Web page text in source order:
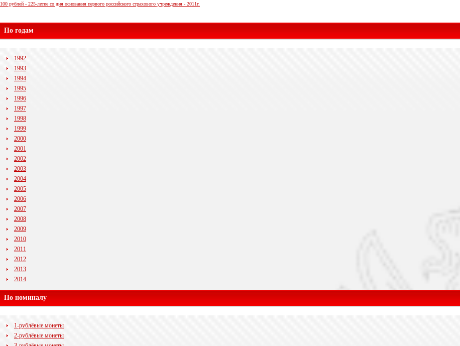
100 рублей - 225-летие со дня основания первого российского страхового учреждения - 2011г.
По годам
1992
1993
1994
1995
1996
1997
1998
1999
2000
2001
2002
2003
2004
2005
2006
2007
2008
2009
2010
2011
2012
2013
2014
По номиналу
1-рублёвые монеты
2-рублёвые монеты